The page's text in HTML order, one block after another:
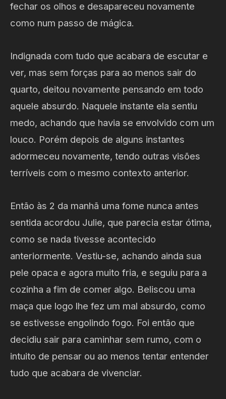
fechar os olhos e desapareceu novamente
como num passo de mágica.
Indignada com tudo que acabara de escutar e
ver, mas sem forças para ao menos sair do
quarto, deitou novamente pensando em todo
aquele absurdo. Naquele instante ela sentiu
medo, achando que havia se envolvido com um
louco. Porém depois de alguns instantes
adormeceu novamente, tendo outras visões
terríveis com o mesmo contexto anterior.
Então às 2 da manhã uma fome nunca antes
sentida acordou Julie, que parecia estar ótima,
como se nada tivesse acontecido
anteriormente. Vestiu-se, achando ainda sua
pele opaca e agora muito fria, e seguiu para a
cozinha a fim de comer algo. Beliscou uma
maça que logo lhe fez um mal absurdo, como
se estivesse engolindo fogo. Foi então que
decidiu sair para caminhar sem rumo, com o
intuito de pensar ou ao menos tentar entender
tudo que acabara de vivenciar.